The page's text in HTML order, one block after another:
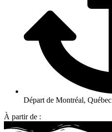
Départ de Montréal, Québec
À partir de :